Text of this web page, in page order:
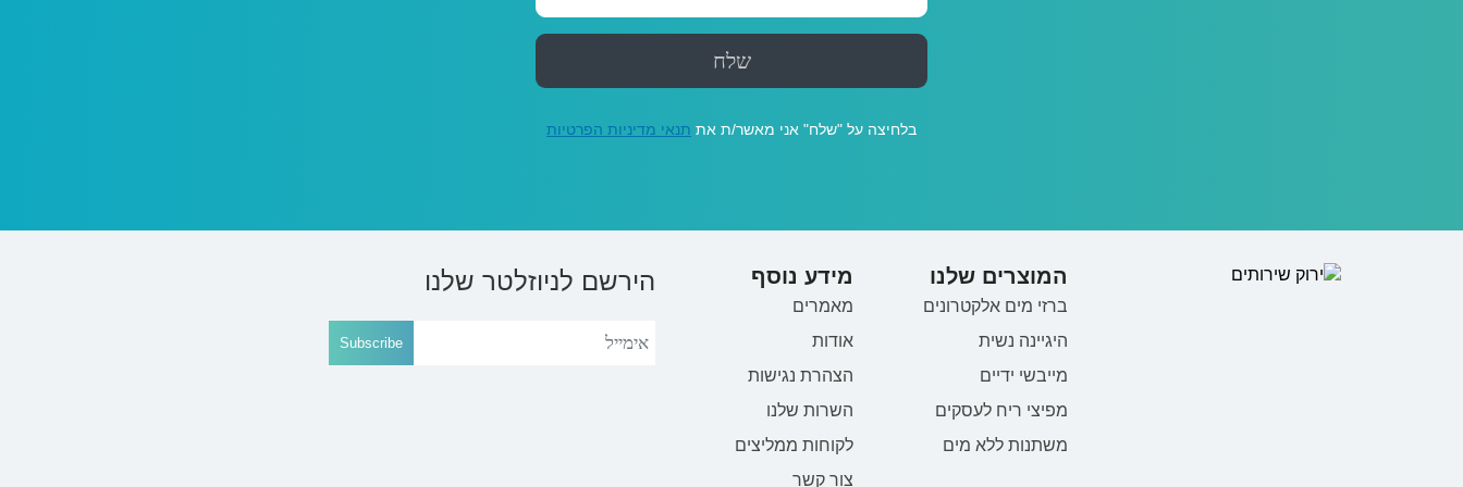
בלחיצה על "שלח" אני מאשר/ת את תנאי מדיניות הפרטיות
המוצרים שלנו
ברזי מים אלקטרונים
היגיינה נשית
מייבשי ידיים
מפיצי ריח לעסקים
משתנות ללא מים
מידע נוסף
מאמרים
אודות
הצהרת נגישות
השרות שלנו
לקוחות ממליצים
צור קשר
הירשם לניוזלטר שלנו
Subscribe